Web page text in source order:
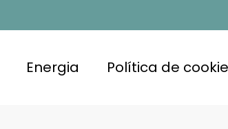
Energia Política de